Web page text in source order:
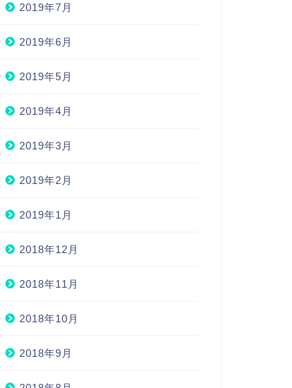
2019年7月
2019年6月
2019年5月
2019年4月
2019年3月
2019年2月
2019年1月
2018年12月
2018年11月
2018年10月
2018年9月